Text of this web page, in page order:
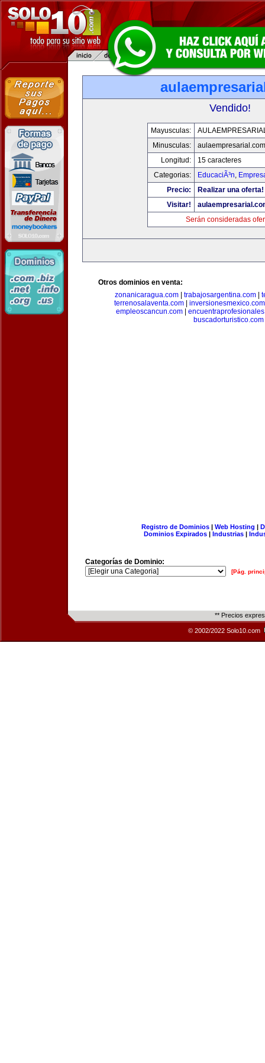
Vendido!
Mayusculas:
Minusculas:
aulaempresarial.com
Longitud:
15 caracteres
Categorias:
EducaciÃ³n,
Precio:
Realizar una oferta!
Visitar!
Serán consideradas
Otros dominios en venta:
zonanicaragua.com
trabajosargentina.com
terrenosalaventa.com| inversionesmexico.com
empleoscancun.com
buscadorturistico.com
Registro de Dominios| Web Hosting |
Dominios Expirados | Industrias |
Categorías de Dominio:
[Pág.
** Precios
© 2002/2022 Solo10.com